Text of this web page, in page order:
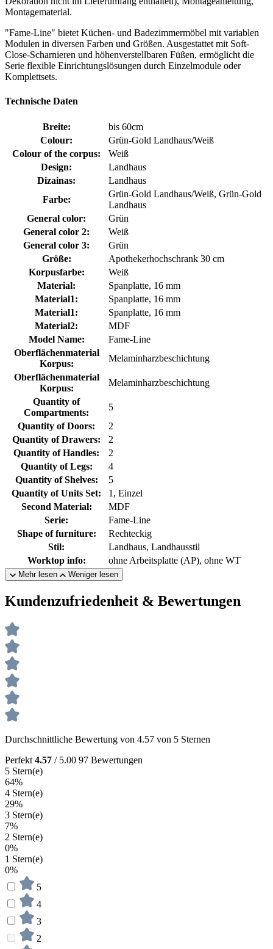
Montagematerial.
"Fame-Line" bietet Küchen- und Badezimmermöbel mit variablen
Modulen in diversen Farben und Größen. Ausgestattet mit Soft-
Close-Scharnieren und höhenverstellbaren Füßen, ermöglicht die
Serie flexible Einrichtungslösungen durch Einzelmodule oder
Komplettsets.
Technische Daten
Breite:
bis 60cm
Colour:
Grün-Gold Landhaus/Weiß
Colour of the corpus:
Weiß
Design:
Landhaus
Dizainas:
Landhaus
Farbe:
Grün-Gold Landhaus/Weiß, Grün-Gold
Landhaus
General color:
Grün
General color 2:
Weiß
General color 3:
Grün
Größe:
Apothekerhochschrank 30 cm
Korpusfarbe:
Weiß
Material:
Spanplatte, 16 mm
Material1:
Spanplatte, 16 mm
Material1:
Spanplatte, 16 mm
Material2:
MDF
Model Name:
Fame-Line
Oberflächenmaterial
Korpus:
Melaminharzbeschichtung
Oberflächenmaterial
Korpus:
Melaminharzbeschichtung
Quantity of
Compartments:
5
Quantity of Doors:
2
Quantity of Drawers:
2
Quantity of Handles:
2
Quantity of Legs:
4
Quantity of Shelves:
5
Quantity of Units Set:
1, Einzel
Second Material:
MDF
Serie:
Fame-Line
Shape of furniture:
Rechteckig
Stil:
Landhaus, Landhausstil
Worktop info:
ohne Arbeitsplatte (AP), ohne WT
Mehr lesen Weniger lesen
Kundenzufriedenheit & Bewertungen
Durchschnittliche Bewertung von 4.57 von 5 Sternen
Perfekt 4.57 / 5.00 97 Bewertungen
5 Stern(e)
64%
4 Stern(e)
29%
3 Stern(e)
7%
2 Stern(e)
0%
1 Stern(e)
0%
5
4
3
2